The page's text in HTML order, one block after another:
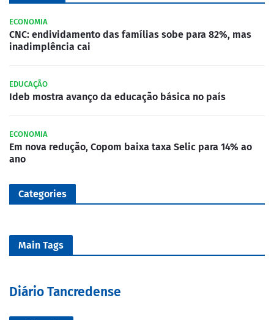
ECONOMIA
CNC: endividamento das famílias sobe para 82%, mas
inadimplência cai
EDUCAÇÃO
Ideb mostra avanço da educação básica no país
ECONOMIA
Em nova redução, Copom baixa taxa Selic para 14% ao
ano
Categories
Main Tags
Diário Tancredense